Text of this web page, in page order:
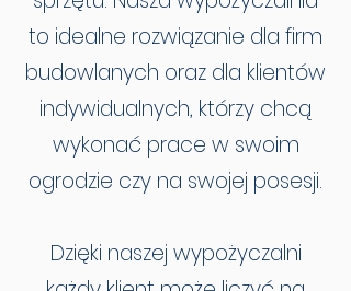
to idealne rozwiązanie dla firm
budowlanych oraz dla klientów
indywidualnych, którzy chcą
wykonać prace w swoim
ogrodzie czy na swojej posesji.
Dzięki naszej wypożyczalni